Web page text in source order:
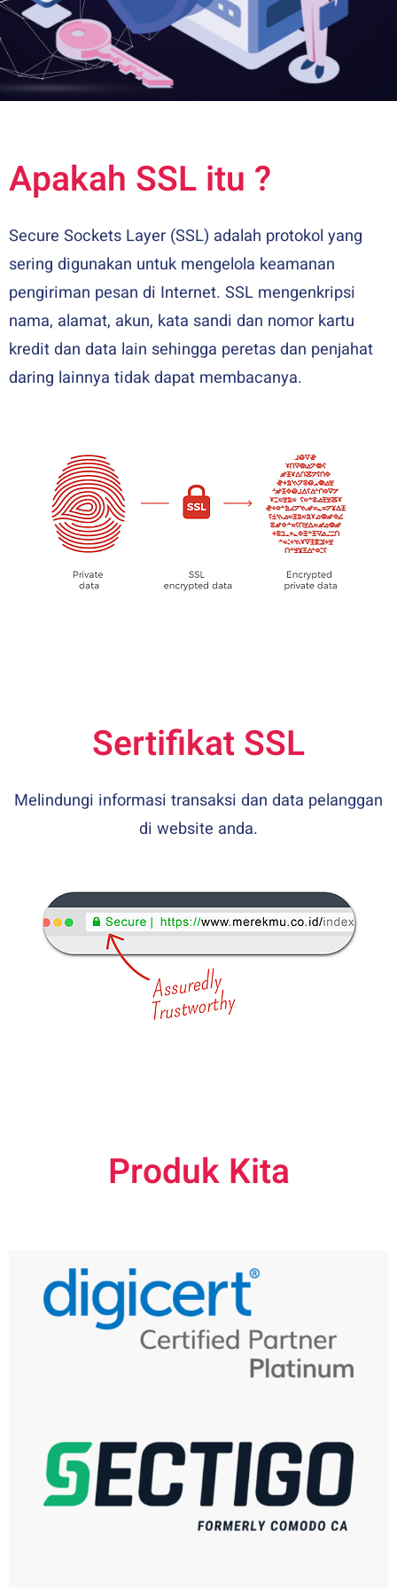
Apakah SSL itu ?
Secure Sockets Layer (SSL) adalah protokol yang
sering digunakan untuk mengelola keamanan
pengiriman pesan di Internet. SSL mengenkripsi
nama, alamat, akun, kata sandi dan nomor kartu
kredit dan data lain sehingga peretas dan penjahat
daring lainnya tidak dapat membacanya.
Sertifikat SSL
Melindungi informasi transaksi dan data pelanggan
di website anda.
Produk Kita